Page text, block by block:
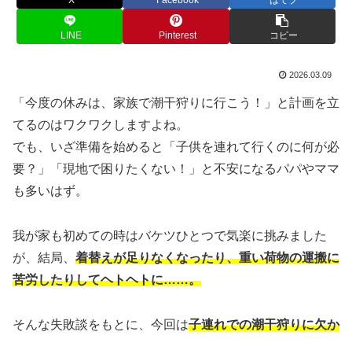
LINE Pinterest コピー
2026.03.09
「今度の休みは、家族で潮干狩りに行こう！」と計画を立
てるのはワクワクしますよね。
でも、いざ準備を始めると「子供を連れて行くのに何が必
要？」「現地で困りたくない！」と不安になるパパやママ
も多いはず。
我が家も初めての時はバケツひとつで気楽に挑みました
が、結局、 着替えが足りなくなったり、重い荷物の運搬に
苦労したりしてヘトヘトに……。
そんな失敗談をもとに、今回は子連れでの潮干狩りに欠か